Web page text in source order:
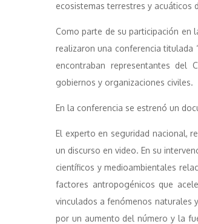
ecosistemas terrestres y acuáticos
Como parte de su participación en
realizaron una conferencia titulada
encontraban representantes del
gobiernos y organizaciones civiles.
En la conferencia se estrenó un
El experto en seguridad nacional,
un discurso en video. En su
científicos y medioambientales
factores antropogénicos que
vinculados a fenómenos naturales
por un aumento del número y la